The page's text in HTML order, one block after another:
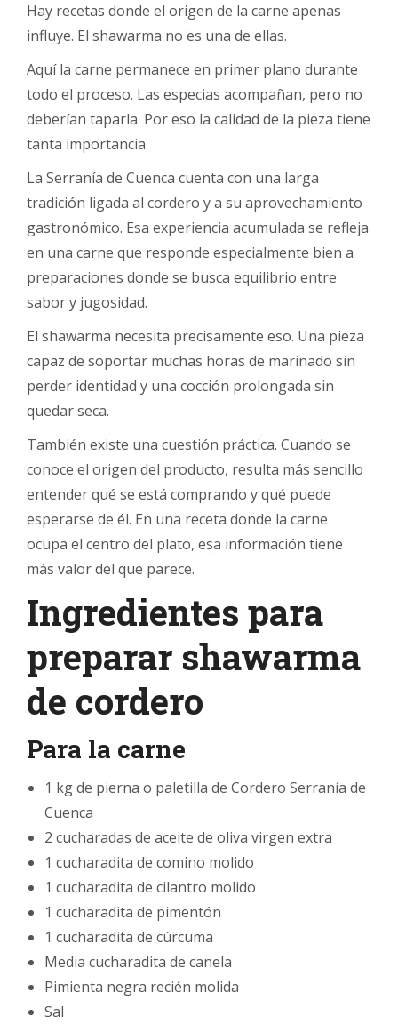
Hay recetas donde el origen de la carne apenas
influye. El shawarma no es una de ellas.
Aquí la carne permanece en primer plano durante
todo el proceso. Las especias acompañan, pero no
deberían taparla. Por eso la calidad de la pieza tiene
tanta importancia.
La Serranía de Cuenca cuenta con una larga
tradición ligada al cordero y a su aprovechamiento
gastronómico. Esa experiencia acumulada se refleja
en una carne que responde especialmente bien a
preparaciones donde se busca equilibrio entre
sabor y jugosidad.
El shawarma necesita precisamente eso. Una pieza
capaz de soportar muchas horas de marinado sin
perder identidad y una cocción prolongada sin
quedar seca.
También existe una cuestión práctica. Cuando se
conoce el origen del producto, resulta más sencillo
entender qué se está comprando y qué puede
esperarse de él. En una receta donde la carne
ocupa el centro del plato, esa información tiene
más valor del que parece.
Ingredientes para
preparar shawarma
de cordero
Para la carne
1 kg de pierna o paletilla de Cordero Serranía de
Cuenca
2 cucharadas de aceite de oliva virgen extra
1 cucharadita de comino molido
1 cucharadita de cilantro molido
1 cucharadita de pimentón
1 cucharadita de cúrcuma
Media cucharadita de canela
Pimienta negra recién molida
Sal